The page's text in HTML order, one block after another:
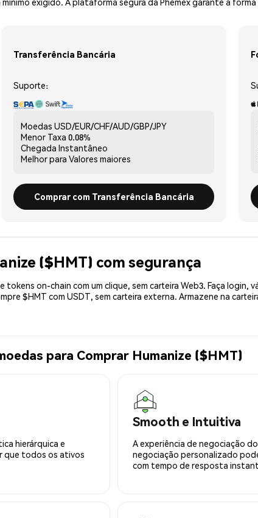
Transferência Bancária
Suporte:
Moedas USD/EUR/CHF/AUD/GBP/JPY
Menor Taxa 0.08%
Chegada Instantâneo
Melhor para Valores maiores
Comprar com Transferência Bancária
($HMT) com segurança
on-chain com um clique, sem carteira Web3. Faça login,
$HMT com USDT, sem carteira externa. Armazene na
para Comprar Humanize ($HMT)
hierárquica e
que todos os ativos
Smooth e Intuitiva
A experiência de negociação
negociação personalizado
com tempo de resposta